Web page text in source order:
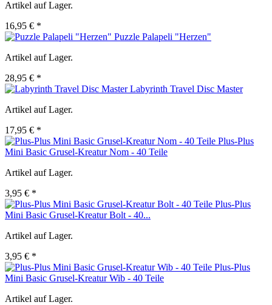
Artikel auf Lager.
16,95 € *
Puzzle Palapeli "Herzen"
Artikel auf Lager.
28,95 € *
Labyrinth Travel Disc Master
Artikel auf Lager.
17,95 € *
Plus-Plus
Mini Basic Grusel-Kreatur Nom - 40 Teile
Artikel auf Lager.
3,95 € *
Plus-Plus
Mini Basic Grusel-Kreatur Bolt - 40...
Artikel auf Lager.
3,95 € *
Plus-Plus
Mini Basic Grusel-Kreatur Wib - 40 Teile
Artikel auf Lager.